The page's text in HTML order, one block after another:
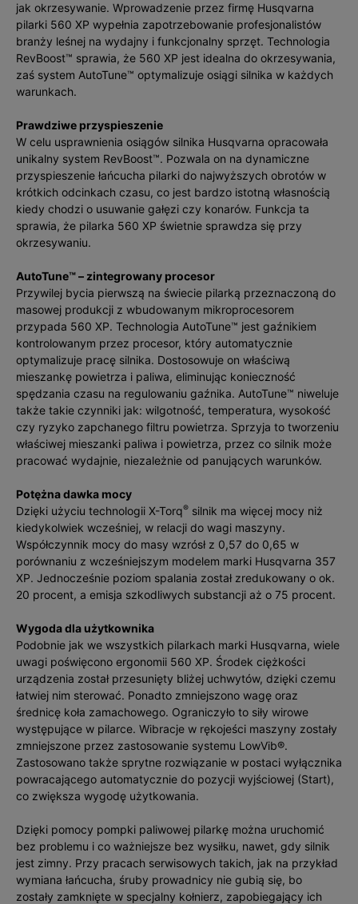
jak okrzesywanie. Wprowadzenie przez firmę Husqvarna
pilarki 560 XP wypełnia zapotrzebowanie profesjonalistów
branży leśnej na wydajny i funkcjonalny sprzęt. Technologia
RevBoost™ sprawia, że 560 XP jest idealna do okrzesywania,
zaś system AutoTune™ optymalizuje osiągi silnika w każdych
warunkach.
Prawdziwe przyspieszenie
W celu usprawnienia osiągów silnika Husqvarna opracowała
unikalny system RevBoost™. Pozwala on na dynamiczne
przyspieszenie łańcucha pilarki do najwyższych obrotów w
krótkich odcinkach czasu, co jest bardzo istotną własnością
kiedy chodzi o usuwanie gałęzi czy konarów. Funkcja ta
sprawia, że pilarka 560 XP świetnie sprawdza się przy
okrzesywaniu.
AutoTune™ – zintegrowany procesor
Przywilej bycia pierwszą na świecie pilarką przeznaczoną do
masowej produkcji z wbudowanym mikroprocesorem
przypada 560 XP. Technologia AutoTune™ jest gaźnikiem
kontrolowanym przez procesor, który automatycznie
optymalizuje pracę silnika. Dostosowuje on właściwą
mieszankę powietrza i paliwa, eliminując konieczność
spędzania czasu na regulowaniu gaźnika. AutoTune™ niweluje
także takie czynniki jak: wilgotność, temperatura, wysokość
czy ryzyko zapchanego filtru powietrza. Sprzyja to tworzeniu
właściwej mieszanki paliwa i powietrza, przez co silnik może
pracować wydajnie, niezależnie od panujących warunków.
Potężna dawka mocy
Dzięki użyciu technologii X-Torq® silnik ma więcej mocy niż
kiedykolwiek wcześniej, w relacji do wagi maszyny.
Współczynnik mocy do masy wzrósł z 0,57 do 0,65 w
porównaniu z wcześniejszym modelem marki Husqvarna 357
XP. Jednocześnie poziom spalania został zredukowany o ok.
20 procent, a emisja szkodliwych substancji aż o 75 procent.
Wygoda dla użytkownika
Podobnie jak we wszystkich pilarkach marki Husqvarna, wiele
uwagi poświęcono ergonomii 560 XP. Środek ciężkości
urządzenia został przesunięty bliżej uchwytów, dzięki czemu
łatwiej nim sterować. Ponadto zmniejszono wagę oraz
średnicę koła zamachowego. Ograniczyło to siły wirowe
występujące w pilarce. Wibracje w rękojeści maszyny zostały
zmniejszone przez zastosowanie systemu LowVib®.
Zastosowano także sprytne rozwiązanie w postaci wyłącznika
powracającego automatycznie do pozycji wyjściowej (Start),
co zwiększa wygodę użytkowania.
Dzięki pomocy pompki paliwowej pilarkę można uruchomić
bez problemu i co ważniejsze bez wysiłku, nawet, gdy silnik
jest zimny. Przy pracach serwisowych takich, jak na przykład
wymiana łańcucha, śruby prowadnicy nie gubią się, bo
zostały zamknięte w specjalny kołnierz, zapobiegający ich